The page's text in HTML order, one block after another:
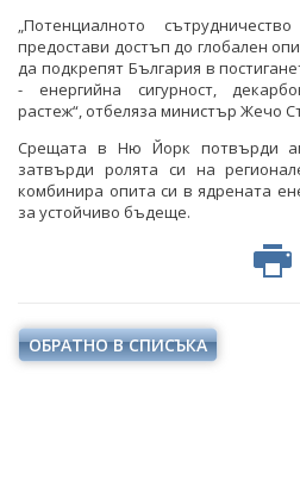
„Потенциалното
предостави достъп до глобален
да подкрепят България в
- енергийна сигурност,
растеж“, отбеляза министър Жечо
Срещата в Ню Йорк потвърди
затвърди ролята си на
комбинира опита си в ядрената
за устойчиво бъдеще.
ОБРАТНО В СПИСЪКА